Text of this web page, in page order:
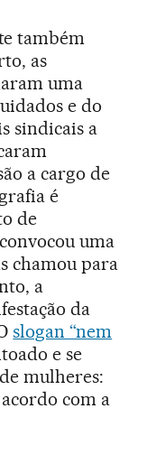
também
as
uma
e do
sindicais a
a cargo de
é
de
uma
chamou para
a
da
slogan “nem
e se
mulheres:
com a